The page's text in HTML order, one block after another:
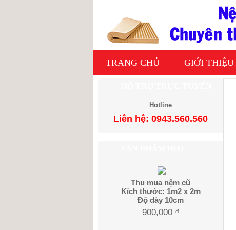
TRANG CHỦ GIỚI THIỆU
Hotline
Liên hệ: 0943.560.560
Thu mua nệm cũ
Kích thước: 1m2 x 2m
Độ dày 10cm
900,000 ₫